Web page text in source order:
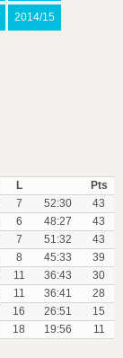
2014/15
L
Pts
7 52:30
43
6 48:27
43
7 51:32
43
8 45:33
39
11 36:43
30
11 36:41
28
16 26:51
15
18 19:56 11